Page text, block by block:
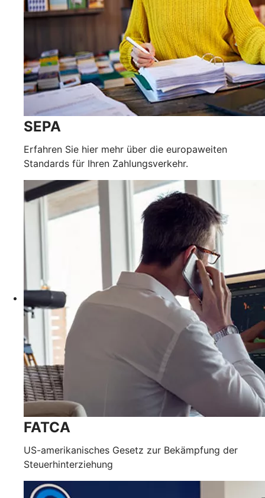
SEPA
Erfahren Sie hier mehr über die europaweiten
Standards für Ihren Zahlungsverkehr.
FATCA
US-amerikanisches Gesetz zur Bekämpfung der
Steuerhinterziehung